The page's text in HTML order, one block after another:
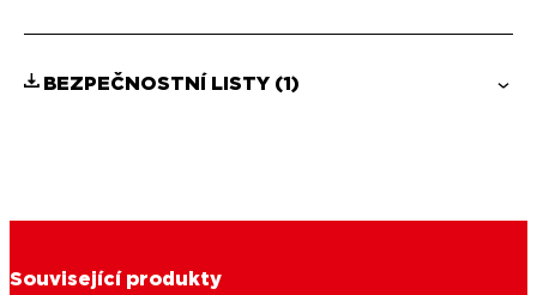
BEZPEČNOSTNÍ LISTY (1)
Související produkty